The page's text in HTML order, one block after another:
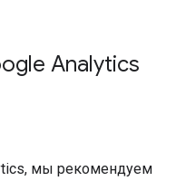
Analytics
мы рекомендуем